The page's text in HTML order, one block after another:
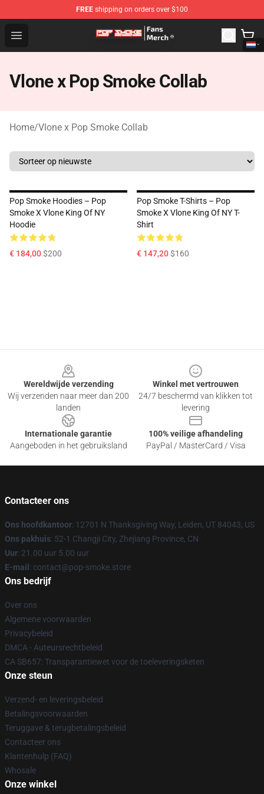
FREE shipping on orders over $100
Open menu
Pop Smoke Store - Official Pop Smoke Merchandise
Vlone x Pop Smoke Collab
Home/Vlone x Pop Smoke Collab
Pop Smoke Hoodies – Pop
Smoke X Vlone King Of NY
Hoodie
€ 184,00$200
Pop Smoke T-Shirts – Pop
Smoke X Vlone King Of NY T-
Shirt
€ 147,20$160
Wereldwijde verzending
Wij verzenden naar meer dan 200
landen
Winkel met vertrouwen
24/7 beschermd van klikken tot
levering
Internationale garantie
Aangeboden in het gebruiksland
100% veilige afhandeling
PayPal / MasterCard / Visa
Contacteer ons
Ons hoofdkantoor: 12701 N Thanksgiving Way, Leiden, UT 84043, US
Ons pakhuis: 52-1 Changji City, Zhejiang Province, CN
Uur: 21.00 uur 5.00 uur
E-mail : contact@pop-smoke.store
Ons bedrijf
Over ons
Algemene voorwaarden
Privacybeleid
DMCA - Auteursrechtbeleid
CA SB657: Transparantiewet voor de toeleveringsketen
Onze steun
Verzend- en leveringsbeleid
Betalingsvoorwaarden
Teruggave & terugbetalingsbeleid
Contacteer ons
Klantenhulp (FAQ)
Whosale
Onze winkel